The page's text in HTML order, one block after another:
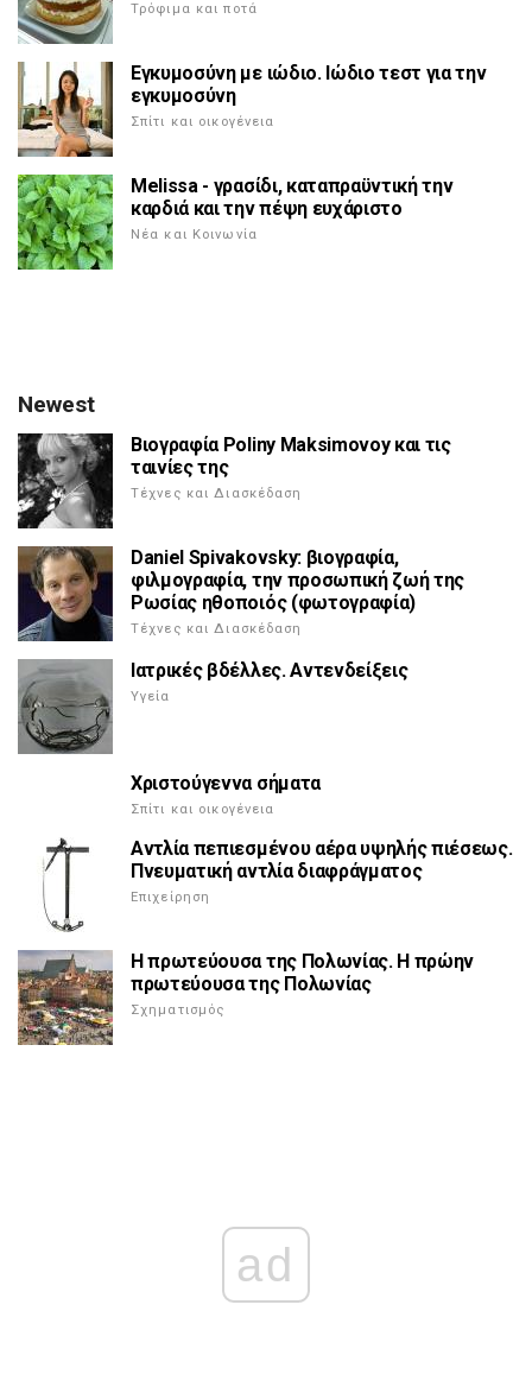
Τρόφιμα και ποτά
Εγκυμοσύνη με ιώδιο. Ιώδιο τεστ για την
εγκυμοσύνη
Σπίτι και οικογένεια
Melissa - γρασίδι, καταπραϋντική την
καρδιά και την πέψη ευχάριστο
Νέα και Κοινωνία
Newest
Βιογραφία Poliny Maksimovoy και τις
ταινίες της
Τέχνες και Διασκέδαση
Daniel Spivakovsky: βιογραφία,
φιλμογραφία, την προσωπική ζωή της
Ρωσίας ηθοποιός (φωτογραφία)
Τέχνες και Διασκέδαση
Ιατρικές βδέλλες. Αντενδείξεις
Υγεία
Χριστούγεννα σήματα
Σπίτι και οικογένεια
Αντλία πεπιεσμένου αέρα υψηλής πιέσεως.
Πνευματική αντλία διαφράγματος
Επιχείρηση
Η πρωτεύουσα της Πολωνίας. Η πρώην
πρωτεύουσα της Πολωνίας
Σχηματισμός
ad